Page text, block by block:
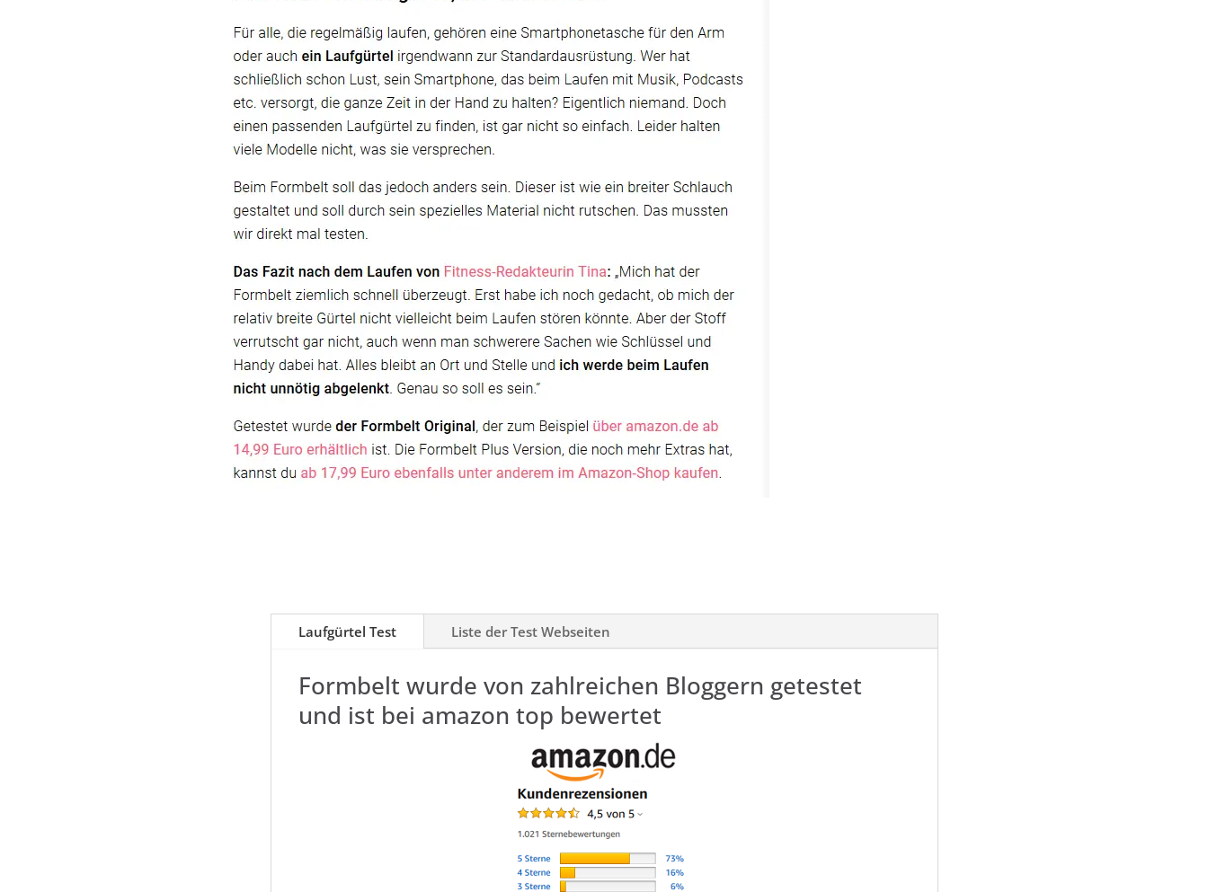
Laufgürtel Test Liste der Test Webseiten
Formbelt wurde von zahlreichen Bloggern getestet
und ist bei amazon top bewertet